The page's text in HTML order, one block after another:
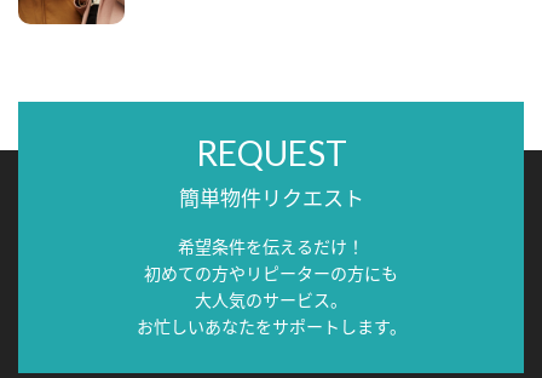
REQUEST
簡単物件リクエスト
希望条件を伝えるだけ！
初めての方やリピーターの方にも
大人気のサービス。
お忙しいあなたをサポートします。